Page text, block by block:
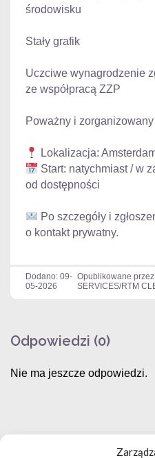
środowisku
Stały grafik
Uczciwe wynagrodzenie
ze współpracą ZZP
Poważny i zorganizowany
Start: natychmiast / w
od dostępności
Po szczegóły i
o kontakt prywatny.
Dodano: 09-
05-2026
Opublikowane
SERVICES/RTM
Odpowiedzi (0)
Nie ma jeszcze odpowiedzi.